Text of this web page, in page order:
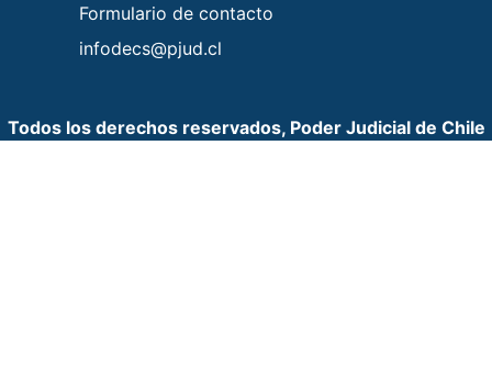
Formulario de contacto
infodecs@pjud.cl
Todos los derechos reservados, Poder Judicial de Chile